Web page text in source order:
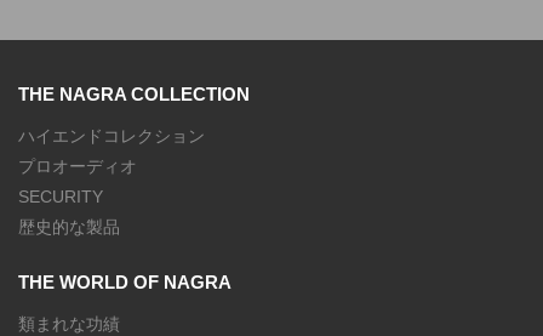
THE NAGRA COLLECTION
ハイエンドコレクション
プロオーディオ
SECURITY
歴史的な製品
THE WORLD OF NAGRA
類まれな功績